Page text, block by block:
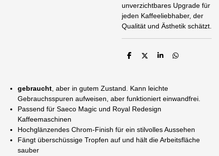
unverzichtbares Upgrade für
jeden Kaffeeliebhaber, der
Qualität und Ästhetik schätzt.
T
e
n
T
n
T
e
n
T
gebraucht, aber in gutem Zustand. Kann leichte
Gebrauchsspuren aufweisen, aber funktioniert einwandfrei.
Passend für Saeco Magic und Royal Redesign
Kaffeemaschinen
Hochglänzendes Chrom-Finish für ein stilvolles Aussehen
Fängt überschüssige Tropfen auf und hält die Arbeitsfläche
sauber